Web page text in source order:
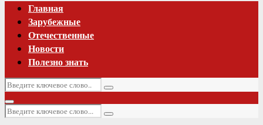
Главная
Зарубежные
Отечественные
Новости
Полезно знать
Искать:
Поиск
Основное
меню
Искать:
Поиск